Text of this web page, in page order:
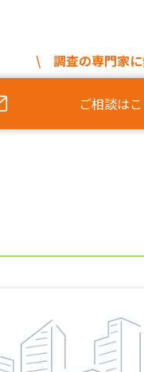
\ 調査の専門家
ご相談は